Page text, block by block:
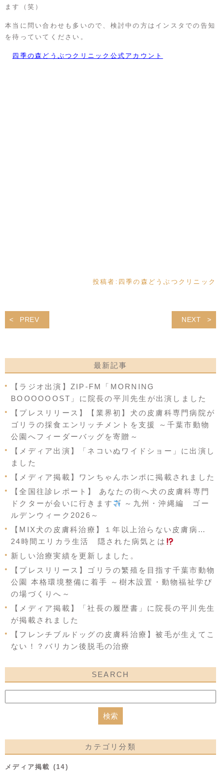
ます（笑）
本当に問い合わせも多いので、検討中の方はインスタでの告知
を待っていてください。
四季の森どうぶつクリニック公式アカウント
投稿者: 四季の森どうぶつクリニック
PREV NEXT
最新記事
【ラジオ出演】ZIP-FM「MORNING
BOOOOOOST」に院長の平川先生が出演しました
【プレスリリース】【業界初】犬の皮膚科専門病院が
ゴリラの採食エンリッチメントを支援 ～千葉市動物
公園へフィーダーバッグを寄贈～
【メディア出演】「ネコいぬワイドショー」に出演し
ました
【メディア掲載】ワンちゃんホンポに掲載されました
【全国往診レポート】 あなたの街へ犬の皮膚科専門
ドクターが会いに行きます
～九州・沖縄編 ゴー
ルデンウィーク2026～
【MIX犬の皮膚科治療】１年以上治らない皮膚病…
24時間エリカラ生活 隠された病気とは
新しい治療実績を更新しました。
【プレスリリース】ゴリラの繁殖を目指す千葉市動物
公園 本格環境整備に着手 ～樹木設置・動物福祉学び
の場づくりへ～
【メディア掲載】「社長の履歴書」に院長の平川先生
が掲載されました
【フレンチブルドッグの皮膚科治療】被毛が生えてこ
ない！？バリカン後脱毛の治療
SEARCH
カテゴリ分類
メディア掲載 (14)